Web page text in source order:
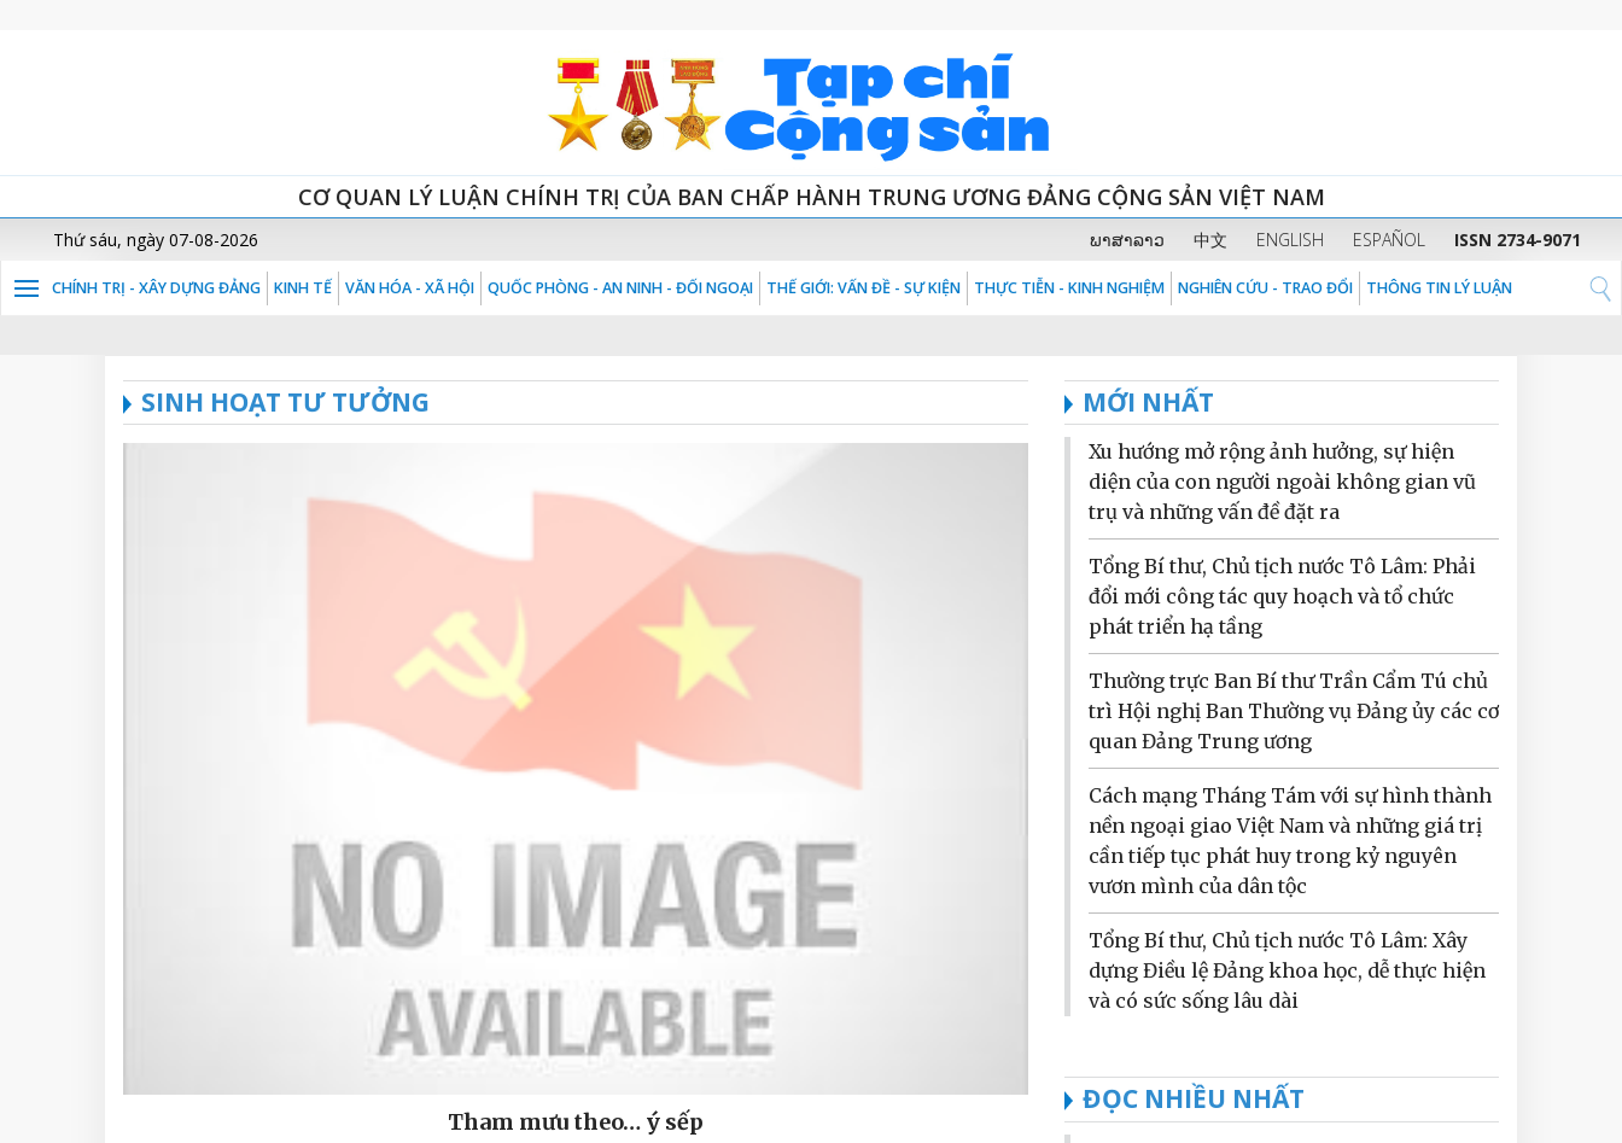
CƠ QUAN LÝ LUẬN CHÍNH TRỊ CỦA BAN CHẤP HÀNH TRUNG ƯƠNG ĐẢNG CỘNG SẢN VIỆT NAM
Thứ sáu, ngày 07-08-2026 ພາສາລາວ 中文 ENGLISH ESPAÑOL ISSN 2734-9071
CHÍNH TRỊ - XÂY DỰNG ĐẢNG KINH TẾ VĂN HÓA - XÃ HỘI QUỐC PHÒNG - AN NINH - ĐỐI NGOẠI THẾ GIỚI: VẤN ĐỀ - SỰ KIỆN THỰC TIỄN - KINH NGHIỆM NGHIÊN CỨU - TRAO ĐỔI THÔNG TIN LÝ LUẬN
SINH HOẠT TƯ TƯỞNG
Tham mưu theo… ý sếp
MỚI NHẤT
Xu hướng mở rộng ảnh hưởng, sự hiện
diện của con người ngoài không gian vũ
trụ và những vấn đề đặt ra
Tổng Bí thư, Chủ tịch nước Tô Lâm: Phải
đổi mới công tác quy hoạch và tổ chức
phát triển hạ tầng
Thường trực Ban Bí thư Trần Cẩm Tú chủ
trì Hội nghị Ban Thường vụ Đảng ủy các cơ
quan Đảng Trung ương
Cách mạng Tháng Tám với sự hình thành
nền ngoại giao Việt Nam và những giá trị
cần tiếp tục phát huy trong kỷ nguyên
vươn mình của dân tộc
Tổng Bí thư, Chủ tịch nước Tô Lâm: Xây
dựng Điều lệ Đảng khoa học, dễ thực hiện
và có sức sống lâu dài
ĐỌC NHIỀU NHẤT